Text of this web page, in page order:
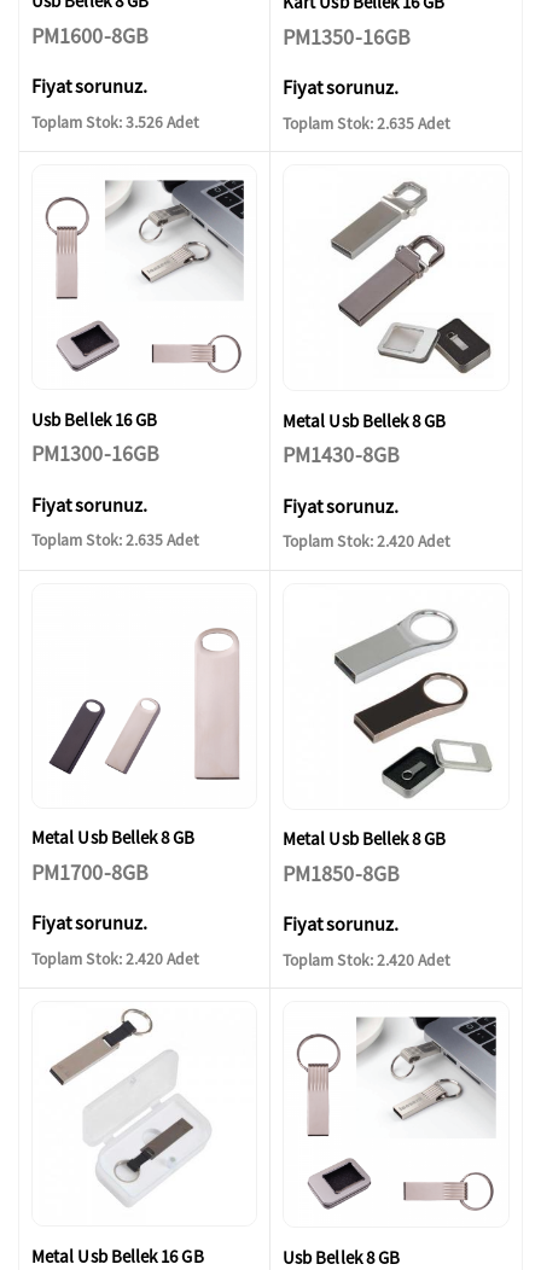
PM1600-8GB
Fiyat sorunuz.
Toplam Stok: 3.526 Adet
PM1350-16GB
Fiyat sorunuz.
Toplam Stok: 2.635 Adet
Usb Bellek 16 GB
PM1300-16GB
Fiyat sorunuz.
Toplam Stok: 2.635 Adet
Metal Usb Bellek 8 GB
PM1430-8GB
Fiyat sorunuz.
Toplam Stok: 2.420 Adet
Metal Usb Bellek 8 GB
PM1700-8GB
Fiyat sorunuz.
Toplam Stok: 2.420 Adet
Metal Usb Bellek 8 GB
PM1850-8GB
Fiyat sorunuz.
Toplam Stok: 2.420 Adet
Metal Usb Bellek 16 GB Usb Bellek 8 GB